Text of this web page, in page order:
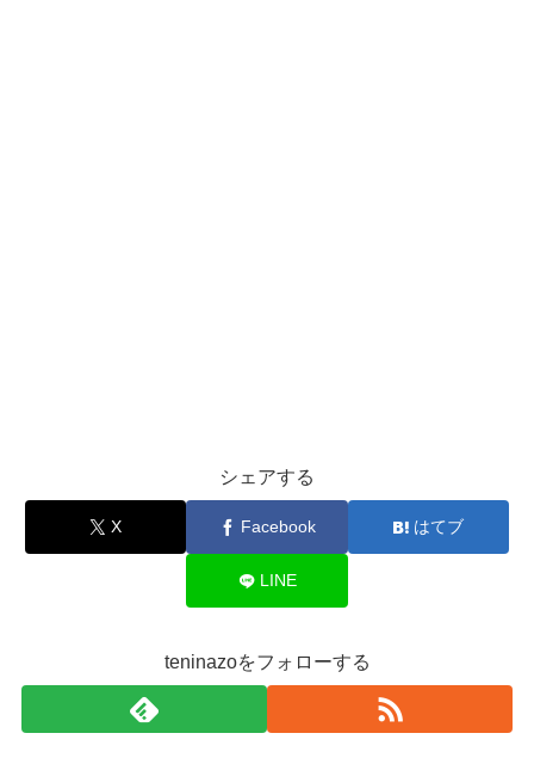
シェアする
X Facebook はてブ
LINE
teninazoをフォローする